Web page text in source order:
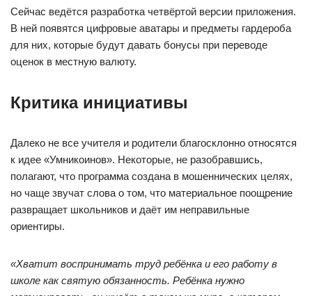
Сейчас ведётся разработка четвёртой версии приложения.
В ней появятся цифровые аватары и предметы гардероба
для них, которые будут давать бонусы при переводе
оценок в местную валюту.
Критика инициативы
Далеко не все учителя и родители благосклонно относятся
к идее «Умникоинов». Некоторые, не разобравшись,
полагают, что программа создана в мошеннических целях,
но чаще звучат слова о том, что материальное поощрение
развращает школьников и даёт им неправильные
ориентиры.
«Хватит воспринимать труд ребёнка и его работу в
школе как святую обязанность. Ребёнка нужно